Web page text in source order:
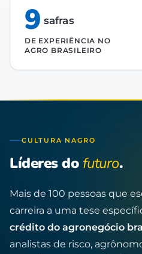
9 safras
DE EXPERIÊNCIA NO
AGRO BRASILEIRO
CULTURA NAGRO
Líderes do futuro.
Mais de 100 pessoas que
carreira a uma tese
crédito do agronegócio
analistas de risco,